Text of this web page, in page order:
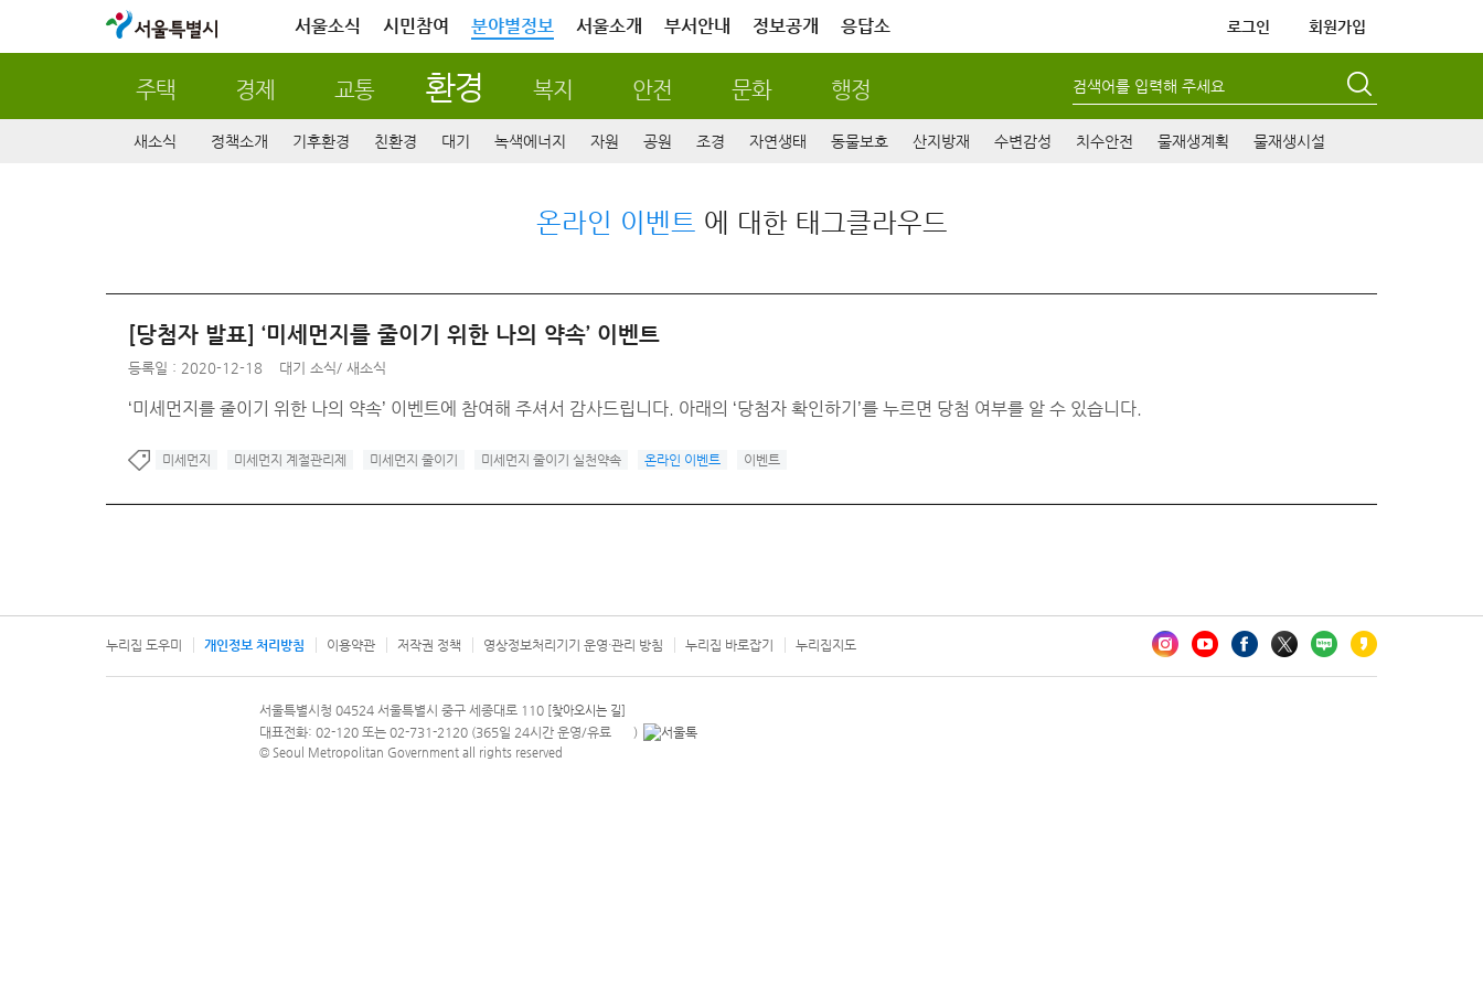
서울특별시 서울소식 시민참여 분야별정보 서울소개 부서안내 정보공개 응답소 로그인 회원가입
주택 경제 교통 환경 복지 안전 문화 행정 검색어를 입력해 주세요
새소식 정책소개 기후환경 친환경 대기 녹색에너지 자원 공원 조경 자연생태 동물보호 산지방재 수변감성 치수안전 물재생계획 물재생시설
온라인 이벤트 에 대한 태그클라우드
[당첨자 발표] ‘미세먼지를 줄이기 위한 나의 약속’ 이벤트
등록일 : 2020-12-18 대기 소식/ 새소식
‘미세먼지를 줄이기 위한 나의 약속’ 이벤트에 참여해 주셔서 감사드립니다. 아래의 ‘당첨자 확인하기’를 누르면 당첨 여부를 알 수 있습니다.
미세먼지 미세먼지 계절관리제 미세먼지 줄이기 미세먼지 줄이기 실천약속 온라인 이벤트 이벤트
누리집 도우미 개인정보 처리방침 이용약관 저작권 정책 영상정보처리기기 운영·관리 방침 누리집 바로잡기 누리집지도
문의 전화번호 120, 120 다산콜재단
서울특별시청 04524 서울특별시 중구 세종대로 110 [찾아오시는 길]
대표전화: 02-120 또는 02-731-2120 (365일 24시간 운영/유료 안내팝업 열기
)
© Seoul Metropolitan Government all rights reserved